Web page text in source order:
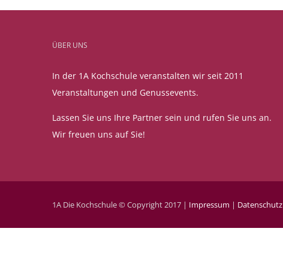
ÜBER UNS
In der 1A Kochschule veranstalten wir seit 2011
Veranstaltungen und Genussevents.
Lassen Sie uns Ihre Partner sein und rufen Sie uns an.
Wir freuen uns auf Sie!
1A Die Kochschule © Copyright 2017 | Impressum | Datenschutz